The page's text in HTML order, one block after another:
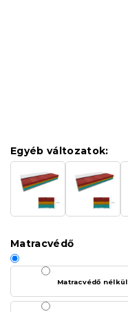
Egyéb változatok:
Matracvédő
Matracvédő nélkül